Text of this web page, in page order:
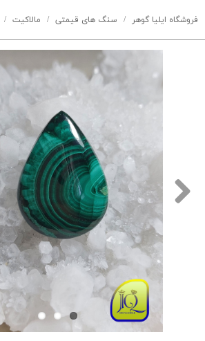
فروشگاه ایلیا گوهر سنگ های قیمتی مالاکیت